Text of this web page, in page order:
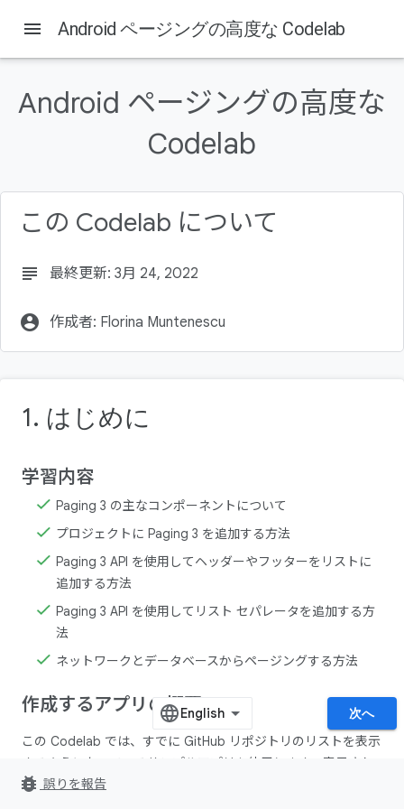
このページの内容
環境をセットアップする
menu Android ページングの高度な Codelab
Android ページングの高度な
Codelab
この Codelab について
subject 最終更新: 3月 24, 2022
account_circle 作成者: Florina Muntenescu
1. はじめに
学習内容
Paging 3 の主なコンポーネントについて
プロジェクトに Paging 3 を追加する方法
Paging 3 API を使用してヘッダーやフッターをリストに
追加する方法
Paging 3 API を使用してリスト セパレータを追加する方
法
ネットワークとデータベースからページングする方法
作成するアプリの概要
この Codelab では、すでに GitHub リポジトリのリストを表示
するようになっているサンプルアプリを使用します。表示され
ているリストの最後にスクロールすると、新しいネットワーク
次へ
bug_report 誤りを報告